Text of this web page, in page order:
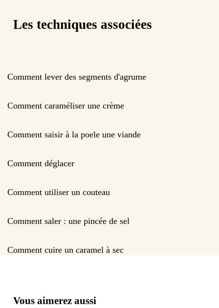
Les techniques associées
Comment lever des segments d'agrume
Comment caraméliser une crème
Comment saisir à la poele une viande
Comment déglacer
Comment utiliser un couteau
Comment saler : une pincée de sel
Comment cuire un caramel à sec
Vous aimerez aussi